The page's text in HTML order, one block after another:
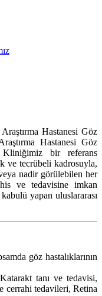
Hastanesi Göz
Hastanesi Göz
bir referans
ve tecrübeli kadrosuyla,
nadir görülebilen her
ve tedavisine imkan
yapan uluslararası
göz hastalıklarının
tanı ve tedavisi,
cerrahi tedavileri, Retina